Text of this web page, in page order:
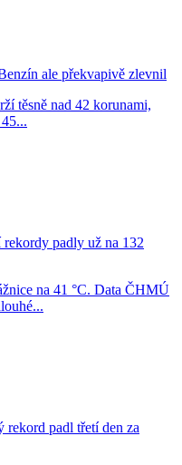
ale překvapivě zlevnil
těsně nad 42 korunami,
padly už na 132
na 41 °C. Data ČHMÚ
rekord padl třetí den za